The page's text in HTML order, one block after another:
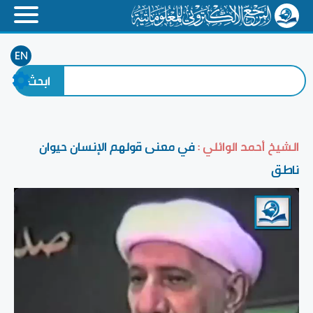
EN
الشيخ أحمد الوائلي :في معنى قولهم الإنسان حيوان
ناطق